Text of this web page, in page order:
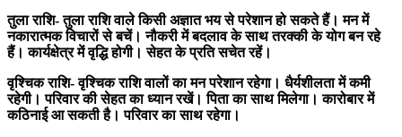
तुला राशि-तुला राशि वाले किसी अज्ञात भय से परेशान हो सकते हैं। मन में
नकारात्मक विचारों से बचें। नौकरी में बदलाव के साथ तरक्की के योग बन रहे
हैं। कार्यक्षेत्र में वृद्धि होगी। सेहत के प्रति सचेत रहें।
वृश्चिक राशि-वृश्चिक राशि वालों का मन परेशान रहेगा। धैर्यशीलता में कमी
रहेगी। परिवार की सेहत का ध्यान रखें। पिता का साथ मिलेगा। कारोबार में
कठिनाई आ सकती है। परिवार का साथ रहेगा।